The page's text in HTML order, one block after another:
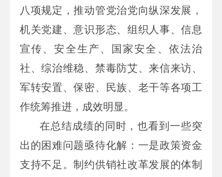
八项规定，推动管党治党向纵深发展，
机关党建、意识形态、 组织人事、信息
宣传、安全生产、
国家安全、 依法治
社、综治维稳、禁毒防艾、来信来访、
军转安置、保密、民族、老干等各项工
作统筹推进，成效明显。
在总结成绩的同时，也看到一些突
出的困难问题亟待化解：一是政策资金
支持不足。制约供销社改革发展的体制